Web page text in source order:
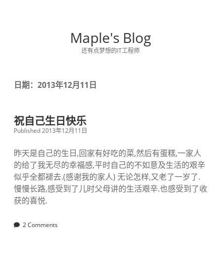
Maple's Blog
还有点梦想的IT工程师
日期：2013年12月11日
祝自己生日快乐
Published 2013年12月11日
昨天是自己的生日,回家有好吃的菜,然后有蛋糕,一家人
的给了我无尽的幸福感,平时自己的不如意及生活的艰辛
似乎全都褪去.(感谢我的家人) 无论怎样,又老了一岁了.
慢慢长路,感受到了儿时父母讲的生活艰辛.也感受到了收
获的喜悦.
2 Comments